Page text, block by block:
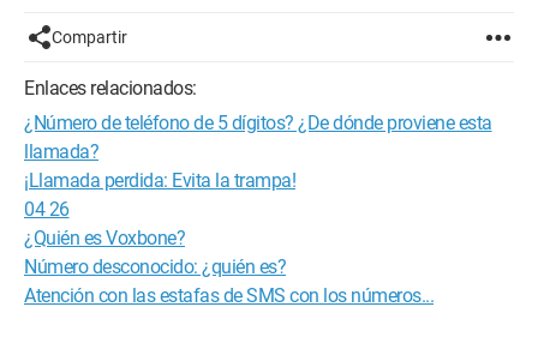
Compartir
Enlaces relacionados:
¿Número de teléfono de 5 dígitos? ¿De dónde proviene esta
llamada?
¡Llamada perdida: Evita la trampa!
04 26
¿Quién es Voxbone?
Número desconocido: ¿quién es?
Atención con las estafas de SMS con los números...